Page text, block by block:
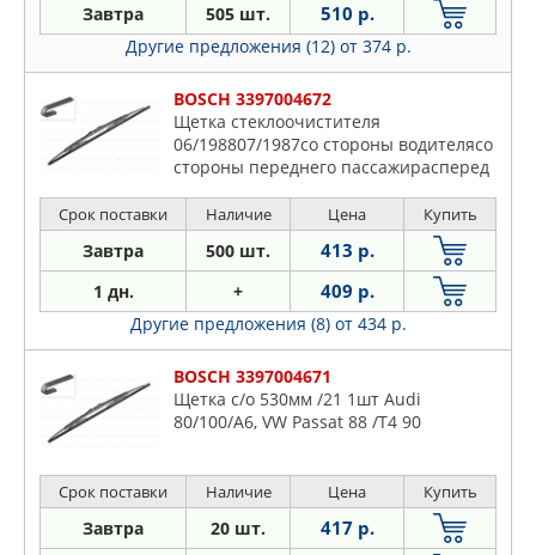
Завтра 505 шт. 510 р.
Другие предложения (12) от 374 р.
BOSCH 3397004672
Щетка стеклоочистителя
06/198807/1987со стороны водителясо
стороны переднего пассажирасперед
Срок поставки Наличие Цена Купить
Завтра 500 шт. 413 р.
1 дн. + 409 р.
Другие предложения (8) от 434 р.
BOSCH 3397004671
Щетка с/о 530мм /21 1шт Audi
80/100/A6, VW Passat 88 /T4 90
Срок поставки Наличие Цена Купить
Завтра 20 шт. 417 р.